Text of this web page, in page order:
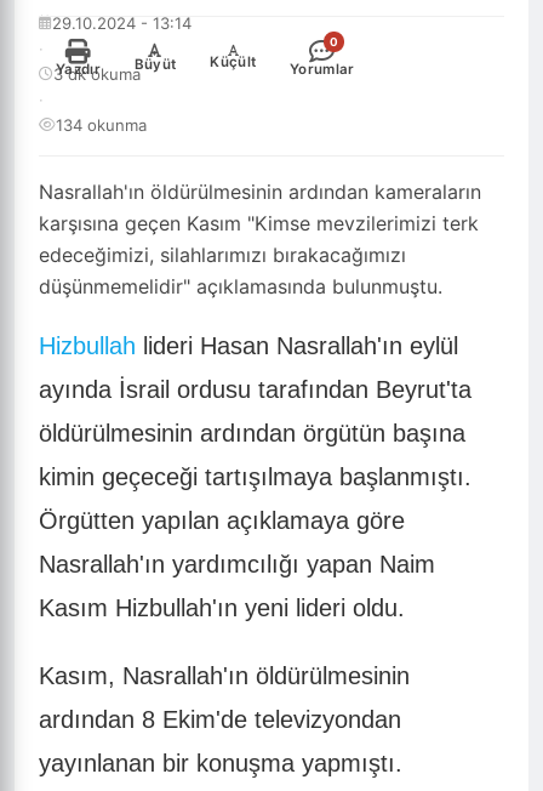
Nasrallah'ın öldürülmesinin ardından kameraların
karşısına geçen Kasım "Kimse mevzilerimizi terk
edeceğimizi, silahlarımızı bırakacağımızı
düşünmemelidir" açıklamasında bulunmuştu.
29.10.2024 - 13:14
·
3 dk okuma
·
134 okunma
Yazdır
+
Büyüt
-
Küçült
0
Yorumlar
Hizbullah lideri Hasan Nasrallah'ın eylül
ayında İsrail ordusu tarafından Beyrut'ta
öldürülmesinin ardından örgütün başına
kimin geçeceği tartışılmaya başlanmıştı.
Örgütten yapılan açıklamaya göre
Nasrallah'ın yardımcılığı yapan Naim
Kasım Hizbullah'ın yeni lideri oldu.
Kasım, Nasrallah'ın öldürülmesinin
ardından 8 Ekim'de televizyondan
yayınlanan bir konuşma yapmıştı.